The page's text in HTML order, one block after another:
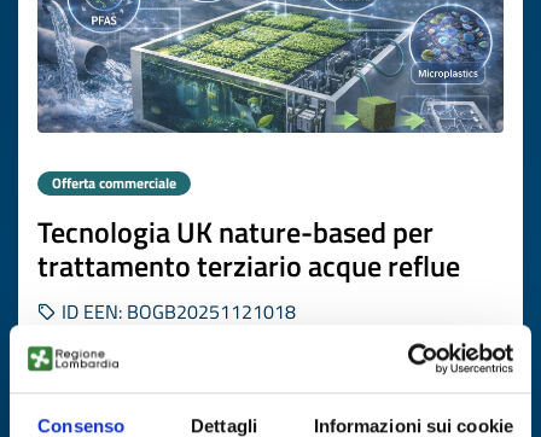
Consenso Dettagli Informazioni sui cookie
Offerta commerciale
Tecnologia UK nature-based per
trattamento terziario acque reflue
ID EEN: BOGB20251121018
SCOPRI DI PIÙ →